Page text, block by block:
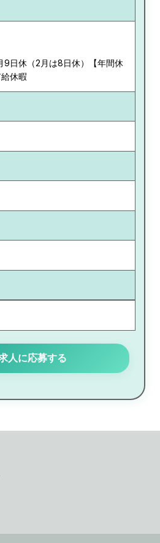
9日休（2月は8日休）【年間休
休暇
人に応募する